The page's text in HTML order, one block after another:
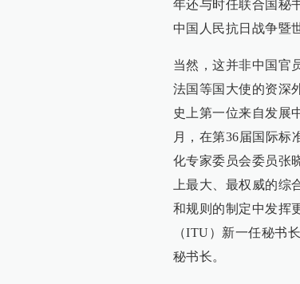
年还与时任联合国秘
中国人民抗日战争暨
当然，这并非中国官
法国等国大使的资深
史上第一位来自发展
月，在第36届国际标
化专家委员会委员张
上最大、最权威的
和规则的制定中发挥
（ITU）新一任秘书
秘书长。